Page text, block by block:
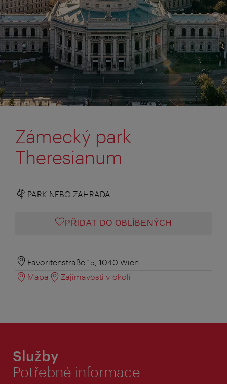
Zámecký park
Theresianum
PARK NEBO ZAHRADA
PŘIDAT DO OBLÍBENÝCH
Favoritenstraße 15, 1040 Wien
Mapa
Zajímavosti v okolí
Služby
Potřebné informace